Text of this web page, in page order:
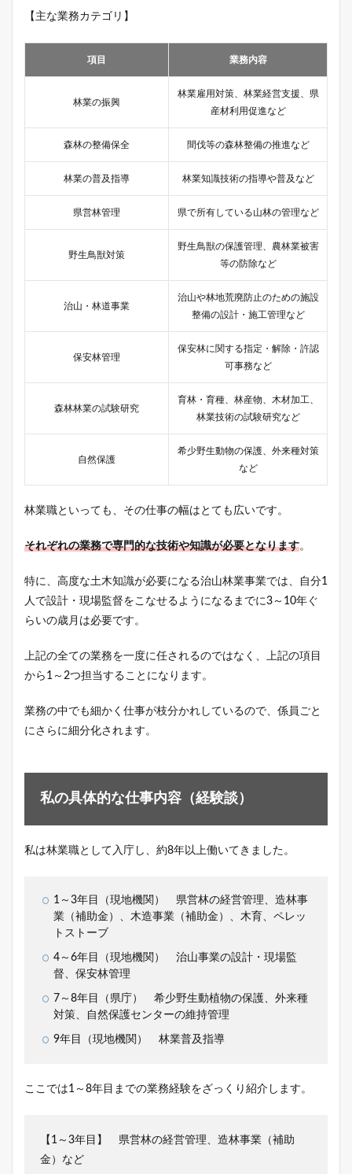
【主な業務カテゴリ】
項目 業務内容
林業の振興
林業雇用対策、林業経営支援、県
産材利用促進など
森林の整備保全 間伐等の森林整備の推進など
林業の普及指導 林業知識技術の指導や普及など
県営林管理 県で所有している山林の管理など
野生鳥獣対策
野生鳥獣の保護管理、農林業被害
等の防除など
治山・林道事業
治山や林地荒廃防止のための施設
整備の設計・施工管理など
保安林管理
保安林に関する指定・解除・許認
可事務など
森林林業の試験研究
育林・育種、林産物、木材加工、
林業技術の試験研究など
自然保護
希少野生動物の保護、外来種対策
など
林業職といっても、その仕事の幅はとても広いです。
それぞれの業務で専門的な技術や知識が必要となります。
特に、高度な土木知識が必要になる治山林業事業では、自分1
人で設計・現場監督をこなせるようになるまでに3～10年ぐ
らいの歳月は必要です。
上記の全ての業務を一度に任されるのではなく、上記の項目
から1～2つ担当することになります。
業務の中でも細かく仕事が枝分かれしているので、係員ごと
にさらに細分化されます。
私の具体的な仕事内容（経験談）
私は林業職として入庁し、約8年以上働いてきました。
1～3年目（現地機関） 県営林の経営管理、造林事
業（補助金）、木造事業（補助金）、木育、ペレッ
トストーブ
4～6年目（現地機関） 治山事業の設計・現場監
督、保安林管理
7～8年目（県庁） 希少野生動植物の保護、外来種
対策、自然保護センターの維持管理
9年目（現地機関） 林業普及指導
ここでは1～8年目までの業務経験をざっくり紹介します。
【1～3年目】 県営林の経営管理、造林事業（補助
金）など